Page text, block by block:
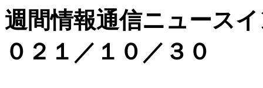
週間情報通信ニュース
０２１／１０／３０